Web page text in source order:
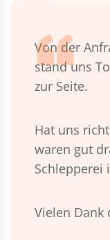
Von der
stand uns
zur Seite.
Hat uns
waren gut
Schlepperei
Vielen Dank